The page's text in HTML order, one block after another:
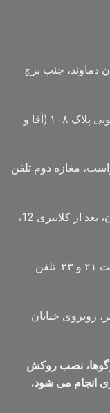
دماوند، جنب برج
: خیابان جی خیابان مهدیه جنوبی پلاک ۱۰۸ (آقا و
۴، سمت راست، مغازه دوم تلفن
: بلوار چمران، بعد از پارک چمران، بعد از کلانتری 12،
: بلوار رحمت شرقی، بین رحمت ۲۱ و ۲۳ تلفن
روبروی خیابان
نصب روکش
انجام می شود.